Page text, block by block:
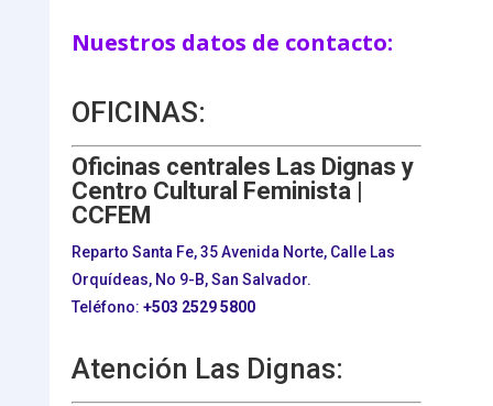
Nuestros datos de contacto:
OFICINAS:
Oficinas centrales Las Dignas y
Centro Cultural Feminista |
CCFEM
Reparto Santa Fe, 35 Avenida Norte, Calle Las
Orquídeas, No 9-B, San Salvador.
Teléfono: +503 2529 5800
Atención Las Dignas: